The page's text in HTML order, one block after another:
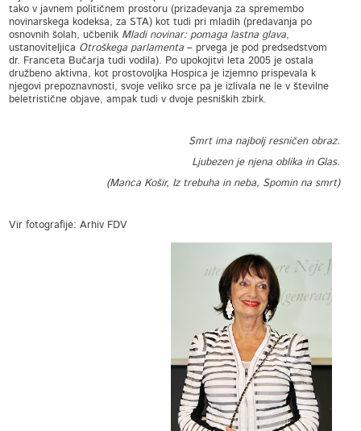
tako v javnem političnem prostoru (prizadevanja za spremembo
novinarskega kodeksa, za STA) kot tudi pri mladih (predavanja po
osnovnih šolah, učbenik Mladi novinar: pomaga lastna glava,
ustanoviteljica Otroškega parlamenta – prvega je pod predsedstvom
dr. Franceta Bučarja tudi vodila). Po upokojitvi leta 2005 je ostala
družbeno aktivna, kot prostovoljka Hospica je izjemno prispevala k
njegovi prepoznavnosti, svoje veliko srce pa je izlivala ne le v številne
beletristične objave, ampak tudi v dvoje pesniških zbirk.
Smrt ima najbolj resničen obraz.
Ljubezen je njena oblika in Glas.
(Manca Košir, Iz trebuha in neba, Spomin na smrt)
Vir fotografije: Arhiv FDV